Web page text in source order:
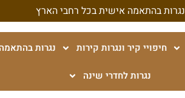
נגרות בהתאמה אישית בכל רחבי הארץ
חיפויי קיר ונגרות קירות נגרות
נגרות לחדרי שינה